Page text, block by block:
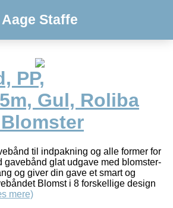
Aage Staffe
PP,
Gul, Roliba
til indpakning og alle former for
gavebånd glat udgave med blomster-
og giver din gave et smart og
Blomst i 8 forskellige design
mere)